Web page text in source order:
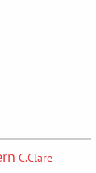
C.Clare